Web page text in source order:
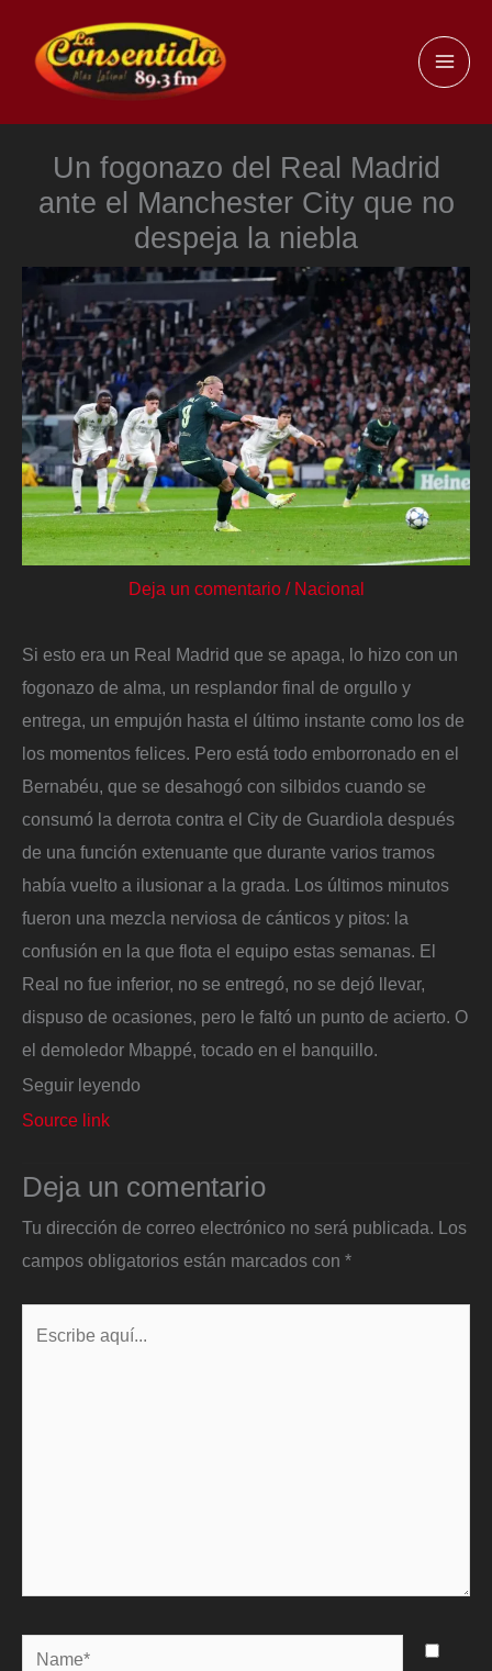
contenido
Un fogonazo del Real Madrid
ante el Manchester City que no
despeja la niebla
Deja un comentario / Nacional
Si esto era un Real Madrid que se apaga, lo hizo con un
fogonazo de alma, un resplandor final de orgullo y
entrega, un empujón hasta el último instante como los de
los momentos felices. Pero está todo emborronado en el
Bernabéu, que se desahogó con silbidos cuando se
consumó la derrota contra el City de Guardiola después
de una función extenuante que durante varios tramos
había vuelto a ilusionar a la grada. Los últimos minutos
fueron una mezcla nerviosa de cánticos y pitos: la
confusión en la que flota el equipo estas semanas. El
Real no fue inferior, no se entregó, no se dejó llevar,
dispuso de ocasiones, pero le faltó un punto de acierto. O
el demoledor Mbappé, tocado en el banquillo.
Seguir leyendo
Source link
Deja un comentario
Tu dirección de correo electrónico no será publicada. Los
campos obligatorios están marcados con *
Name*